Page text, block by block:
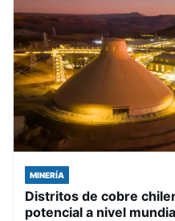
MINERÍA
Distritos de cobre
potencial a nivel